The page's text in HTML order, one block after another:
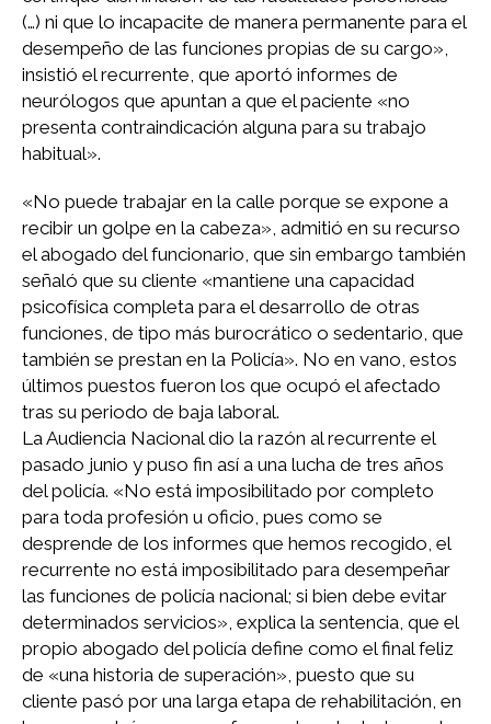
(…) ni que lo incapacite de manera permanente para el
desempeño de las funciones propias de su cargo»,
insistió el recurrente, que aportó informes de
neurólogos que apuntan a que el paciente «no
presenta contraindicación alguna para su trabajo
habitual».
«No puede trabajar en la calle porque se expone a
recibir un golpe en la cabeza», admitió en su recurso
el abogado del funcionario, que sin embargo también
señaló que su cliente «mantiene una capacidad
psicofísica completa para el desarrollo de otras
funciones, de tipo más burocrático o sedentario, que
también se prestan en la Policía». No en vano, estos
últimos puestos fueron los que ocupó el afectado
tras su periodo de baja laboral.
La Audiencia Nacional dio la razón al recurrente el
pasado junio y puso fin así a una lucha de tres años
del policía. «No está imposibilitado por completo
para toda profesión u oficio, pues como se
desprende de los informes que hemos recogido, el
recurrente no está imposibilitado para desempeñar
las funciones de policía nacional; si bien debe evitar
determinados servicios», explica la sentencia, que el
propio abogado del policía define como el final feliz
de «una historia de superación», puesto que su
cliente pasó por una larga etapa de rehabilitación, en